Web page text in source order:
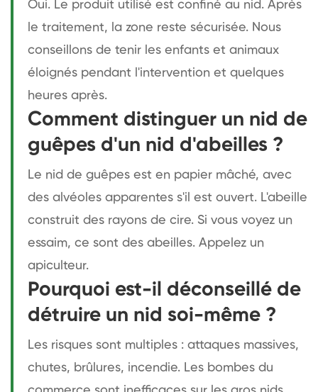
Oui. Le produit utilisé est confiné au nid. Après
le traitement, la zone reste sécurisée. Nous
conseillons de tenir les enfants et animaux
éloignés pendant l'intervention et quelques
heures après.
Comment distinguer un nid de
guêpes d'un nid d'abeilles ?
Le nid de guêpes est en papier mâché, avec
des alvéoles apparentes s'il est ouvert. L'abeille
construit des rayons de cire. Si vous voyez un
essaim, ce sont des abeilles. Appelez un
apiculteur.
Pourquoi est-il déconseillé de
détruire un nid soi-même ?
Les risques sont multiples : attaques massives,
chutes, brûlures, incendie. Les bombes du